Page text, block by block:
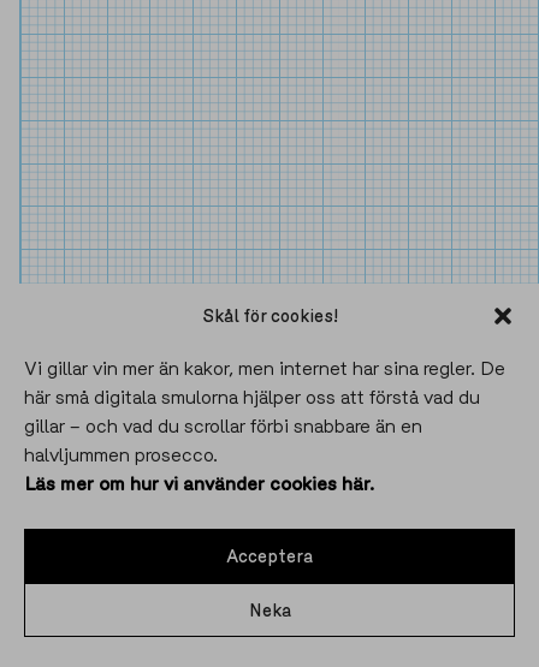
Skål för cookies!
Vi gillar vin mer än kakor, men internet har sina regler. De
här små digitala smulorna hjälper oss att förstå vad du
gillar – och vad du scrollar förbi snabbare än en
halvljummen prosecco.
Läs mer om hur vi använder cookies här.
Acceptera
Neka